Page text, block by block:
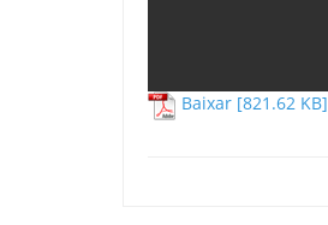
Baixar [821.62 KB]